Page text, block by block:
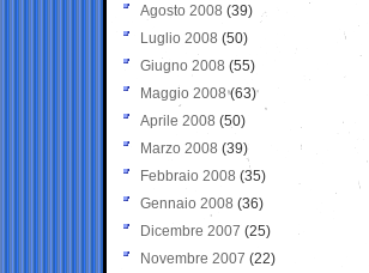
Agosto 2008 (39)
Luglio 2008 (50)
Giugno 2008 (55)
Maggio 2008(63)
Aprile 2008 (50)
Marzo 2008 (39)
Febbraio 2008 (35)
Gennaio 2008 (36)
Dicembre 2007 (25)
Novembre 2007 (22)